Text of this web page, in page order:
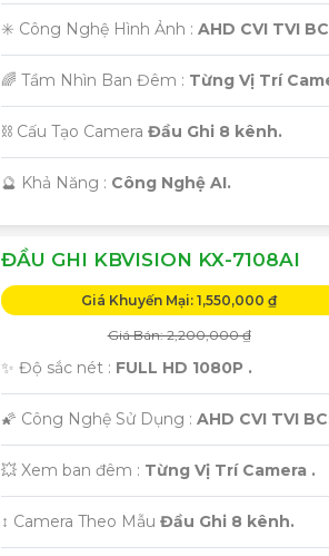
✳️ Công Nghệ Hình Ảnh : AHD CVI TVI
🌈 Tầm Nhìn Ban Đêm : Từng Vị Trí
⛓ Cấu Tạo Camera Đầu Ghi 8 kênh.
️🔮 Khả Năng : Công Nghệ AI.
ĐẦU GHI KBVISION KX-7108AI
Giá Khuyến Mại: 1,550,000 ₫
Giá Bán: 2,200,000 ₫
✨ Độ sắc nét : FULL HD 1080P .
🌠 Công Nghệ Sử Dụng : AHD CVI TVI
💥 Xem ban đêm : Từng Vị Trí Camera .
↕️ Camera Theo Mẫu Đầu Ghi 8 kênh.